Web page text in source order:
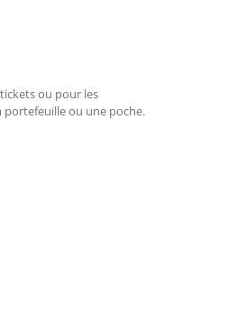
ou pour les
portefeuille ou une poche.